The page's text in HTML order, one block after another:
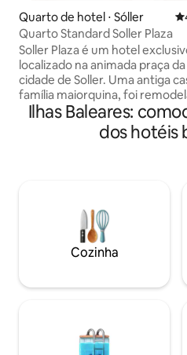
Quarto de hotel ⋅ Sóller
Quarto Standard Soller Plaza
Soller Plaza é um hotel
localizado na animada praça
cidade de Soller. Uma antiga
família maiorquina, foi
um hotel boutique moderno. Quartos
aconchegantes e elegantes
conforto e banheiros
locais. Há café da manhã
servido em um café próximo,
contato conosco para obter
Há estacionamento disponível
Ilhas Baleares:
dos hotéis
Cozinha